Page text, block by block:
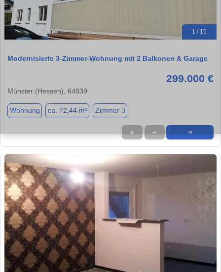
1 / 15
Modernisierte 3-Zimmer-Wohnung mit 2 Balkonen & Garage
299.000 €
Münster (Hessen), 64839
Wohnung ca. 72,44 m² Zimmer 3
★ ➦ ➜